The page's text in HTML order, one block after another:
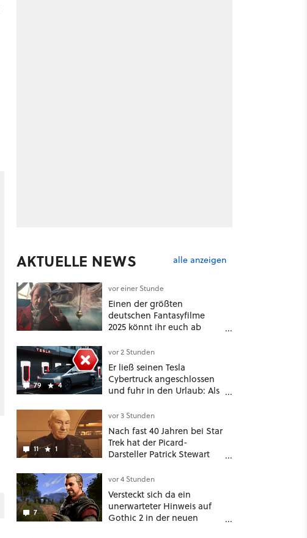
AKTUELLE NEWS alle anzeigen
vor einer Stunde
Einen der größten
deutschen Fantasyfilme
2025 könnt ihr euch ab
anschauen, mit dabei: ein
Star aus Der Hobbit
79 4
vor 2 Stunden
Er ließ seinen Tesla
Cybertruck angeschlossen
und fuhr in den Urlaub: Als
zurückkam, sprang der
Truck nicht mehr an [Best of
GameStar]
11 1
vor 3 Stunden
Nach fast 40 Jahren bei Star
Trek hat der Picard-
Darsteller Patrick Stewart
und die ist Familiensache
7
vor 4 Stunden
Versteckt sich da ein
unerwarteter Hinweis auf
Gothic 2 in der neuen